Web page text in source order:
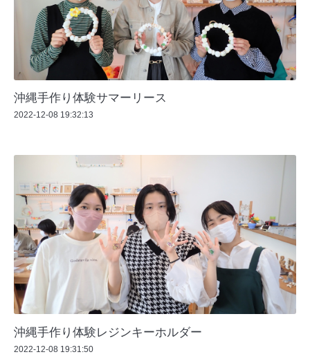
沖縄手作り体験サマーリース
2022-12-08 19:32:13
沖縄手作り体験レジンキーホルダー
2022-12-08 19:31:50